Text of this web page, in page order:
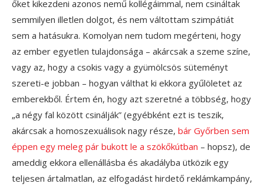
őket kikezdeni azonos nemű kollégáimmal, nem csináltak
semmilyen illetlen dolgot, és nem váltottam szimpátiát
sem a hatásukra. Komolyan nem tudom megérteni, hogy
az ember egyetlen tulajdonsága – akárcsak a szeme színe,
vagy az, hogy a csokis vagy a gyümölcsös süteményt
szereti-e jobban – hogyan válthat ki ekkora gyűlöletet az
emberekből. Értem én, hogy azt szeretné a többség, hogy
„a négy fal között csinálják” (egyébként ezt is teszik,
akárcsak a homoszexuálisok nagy része, bár Győrben sem
éppen egy meleg pár bukott le a szökőkútban – hopsz), de
ameddig ekkora ellenállásba és akadályba ütközik egy
teljesen ártalmatlan, az elfogadást hirdető reklámkampány,